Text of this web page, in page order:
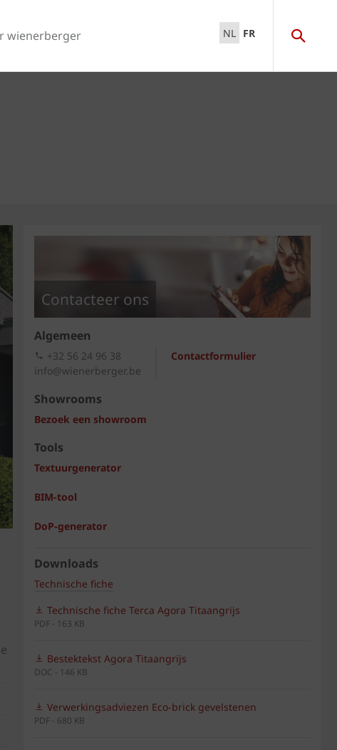
wienerberger NL FR
Contacteer ons
Algemeen
Contactformulier
+32 56 24 96 38
info@wienerberger.be
Showrooms
Bezoek een showroom
Tools
Textuurgenerator
BIM-tool
DoP-generator
Downloads
Technische fiche
Technische fiche Terca Agora Titaangrijs
PDF - 163 KB
Bestektekst Agora Titaangrijs
DOC - 146 KB
Verwerkingsadviezen Eco-brick gevelstenen
PDF - 680 KB